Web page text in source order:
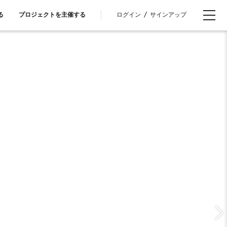
プロジェクトを主催する ログイン / サインアップ